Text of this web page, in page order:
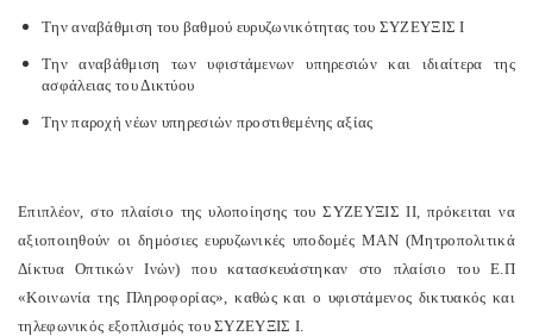
Την αναβάθμιση του βαθμού ευρυζωνικότητας του ΣΥΖΕΥΞΙΣ Ι
Την αναβάθμιση των υφιστάμενων υπηρεσιών και ιδιαίτερα της
ασφάλειας του Δικτύου
Την παροχή νέων υπηρεσιών προστιθεμένης αξίας
Επιπλέον, στο πλαίσιο της υλοποίησης του ΣΥΖΕΥΞΙΣ ΙΙ, πρόκειται να
αξιοποιηθούν οι δημόσιες ευρυζωνικές υποδομές ΜΑΝ (Μητροπολιτικά
Δίκτυα Οπτικών Ινών) που κατασκευάστηκαν στο πλαίσιο του Ε.Π
«Κοινωνία της Πληροφορίας», καθώς και ο υφιστάμενος δικτυακός και
τηλεφωνικός εξοπλισμός του ΣΥΖΕΥΞΙΣ Ι.